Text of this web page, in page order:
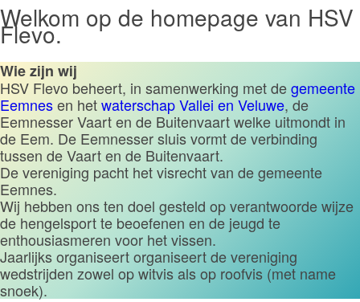
Welkom op de homepage van HSV
Flevo.
Wie zijn wij
HSV Flevo beheert, in samenwerking met degemeente
Eemnesen hetwaterschap Vallei en Veluwe, de
Eemnesser Vaart en de Buitenvaart welke uitmondt in
de Eem. De Eemnesser sluis vormt de verbinding
tussen de Vaart en de Buitenvaart.
De vereniging pacht het visrecht van de gemeente
Eemnes.
Wij hebben ons ten doel gesteld op verantwoorde wijze
de hengelsport te beoefenen en de jeugd te
enthousiasmeren voor het vissen.
Jaarlijks organiseert organiseert de vereniging
wedstrijden zowel op witvis als op roofvis (met name
snoek).